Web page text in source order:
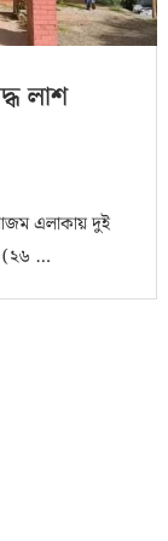
লাশ
এলাকায় দুই
(২৬ …